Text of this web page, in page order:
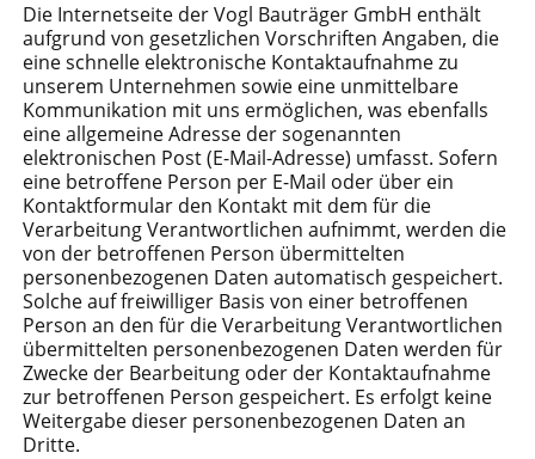
Die Internetseite der Vogl Bauträger GmbH enthält
aufgrund von gesetzlichen Vorschriften Angaben, die
eine schnelle elektronische Kontaktaufnahme zu
unserem Unternehmen sowie eine unmittelbare
Kommunikation mit uns ermöglichen, was ebenfalls
eine allgemeine Adresse der sogenannten
elektronischen Post (E-Mail-Adresse) umfasst. Sofern
eine betroffene Person per E-Mail oder über ein
Kontaktformular den Kontakt mit dem für die
Verarbeitung Verantwortlichen aufnimmt, werden die
von der betroffenen Person übermittelten
personenbezogenen Daten automatisch gespeichert.
Solche auf freiwilliger Basis von einer betroffenen
Person an den für die Verarbeitung Verantwortlichen
übermittelten personenbezogenen Daten werden für
Zwecke der Bearbeitung oder der Kontaktaufnahme
zur betroffenen Person gespeichert. Es erfolgt keine
Weitergabe dieser personenbezogenen Daten an
Dritte.